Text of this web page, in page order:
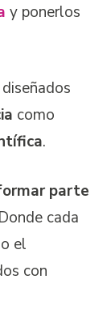
y ponerlos
como
.
parte
cada
el
con